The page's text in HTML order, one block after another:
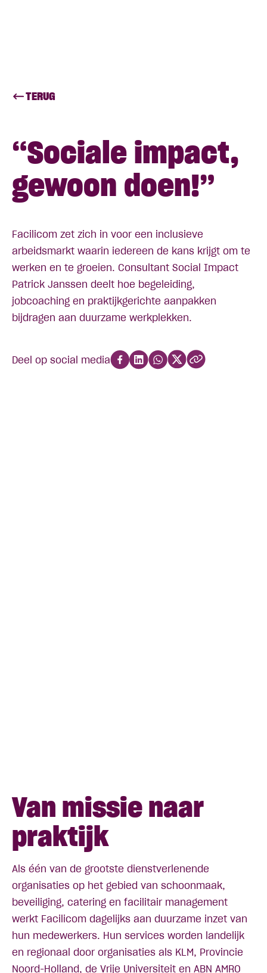
TERUG
“Sociale impact,
gewoon doen!”
Facilicom zet zich in voor een inclusieve
arbeidsmarkt waarin iedereen de kans krijgt om te
werken en te groeien. Consultant Social Impact
Patrick Janssen deelt hoe begeleiding,
jobcoaching en praktijkgerichte aanpakken
bijdragen aan duurzame werkplekken.
Deel op social media
Van missie naar
praktijk
Als één van de grootste dienstverlenende
organisaties op het gebied van schoonmaak,
beveiliging, catering en facilitair management
werkt Facilicom dagelijks aan duurzame inzet van
hun medewerkers. Hun services worden landelijk
en regionaal door organisaties als KLM, Provincie
Noord-Holland, de Vrije Universiteit en ABN AMRO